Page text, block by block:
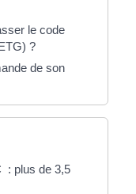
le code
?
de son
: plus de 3,5